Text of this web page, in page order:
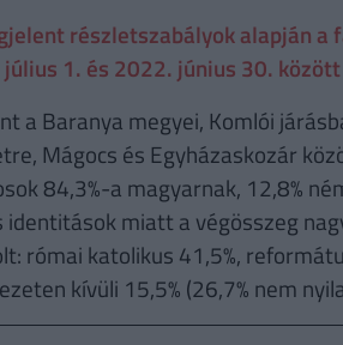
részletszabályok alapján a
1. és 2022. június 30.
a Baranya megyei, Komlói
Mágocs és Egyházaskozár
84,3%-a magyarnak, 12,8%
miatt a végösszeg
római katolikus 41,5%,
kívüli 15,5% (26,7% nem